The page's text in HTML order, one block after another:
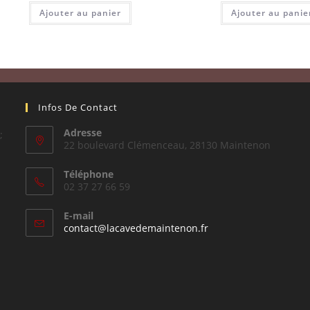
Ajouter au panier Ajouter au
Infos De Contact
Adresse
22 boulevard Clémenceau, 28130 Maintenon
Téléphone
02 37 27 66 59
E-mail
contact@lacavedemaintenon.frS’ouvre